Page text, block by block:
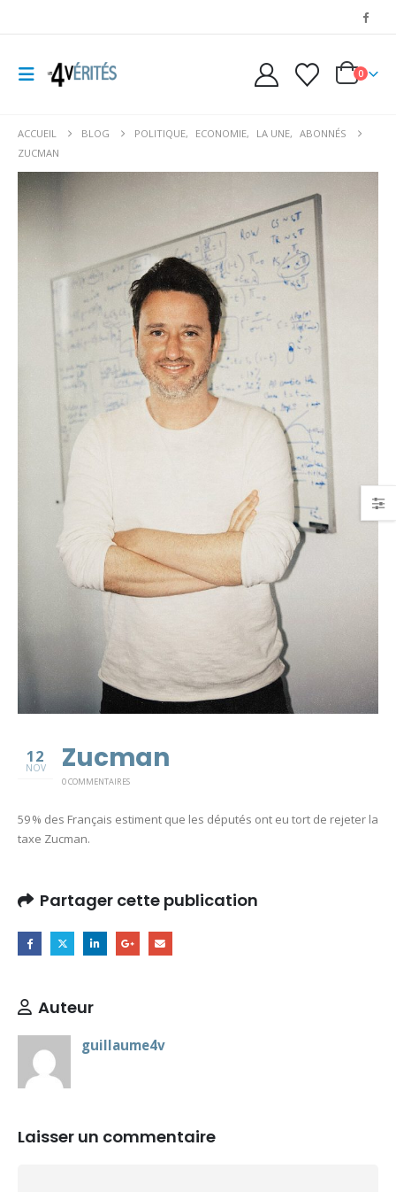
0
ACCUEIL BLOG POLITIQUE, ECONOMIE, LA UNE, ABONNÉS
ZUCMAN
12
NOV Zucman
0 COMMENTAIRES
59 % des Français estiment que les députés ont eu tort de rejeter la
taxe Zucman.
Partager cette publication
Auteur
guillaume4v
Laisser un commentaire